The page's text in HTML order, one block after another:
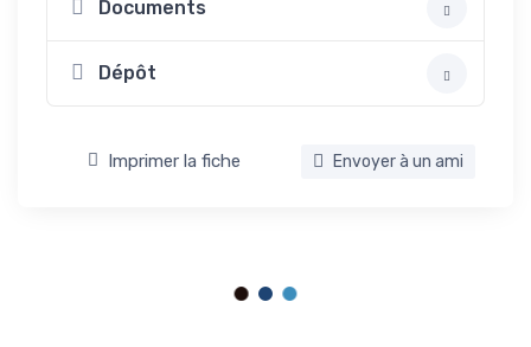
Documents
Dépôt
Imprimer la fiche Envoyer à un ami